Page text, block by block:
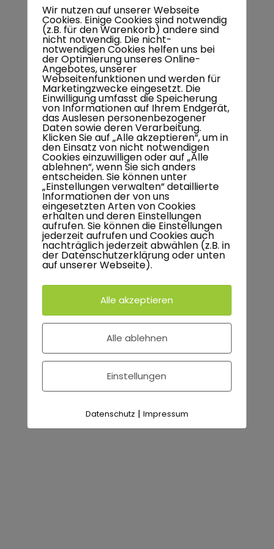
E-Mail: info@chill-grill.de
Wir nutzen auf unserer Webseite
Cookies. Einige Cookies sind notwendig
(z.B. für den Warenkorb) andere sind
nicht notwendig. Die nicht-
notwendigen Cookies helfen uns bei
der Optimierung unseres Online-
Angebotes, unserer
Webseitenfunktionen und werden für
Marketingzwecke eingesetzt. Die
Einwilligung umfasst die Speicherung
von Informationen auf Ihrem Endgerät,
das Auslesen personenbezogener
Daten sowie deren Verarbeitung.
Klicken Sie auf „Alle akzeptieren“, um in
den Einsatz von nicht notwendigen
Cookies einzuwilligen oder auf „Alle
ablehnen“, wenn Sie sich anders
entscheiden. Sie können unter
„Einstellungen verwalten“ detaillierte
Informationen der von uns
eingesetzten Arten von Cookies
erhalten und deren Einstellungen
aufrufen. Sie können die Einstellungen
jederzeit aufrufen und Cookies auch
nachträglich jederzeit abwählen (z.B. in
der Datenschutzerklärung oder unten
auf unserer Webseite).
Alle akzeptieren
Alle ablehnen
Einstellungen
Datenschutz | Impressum